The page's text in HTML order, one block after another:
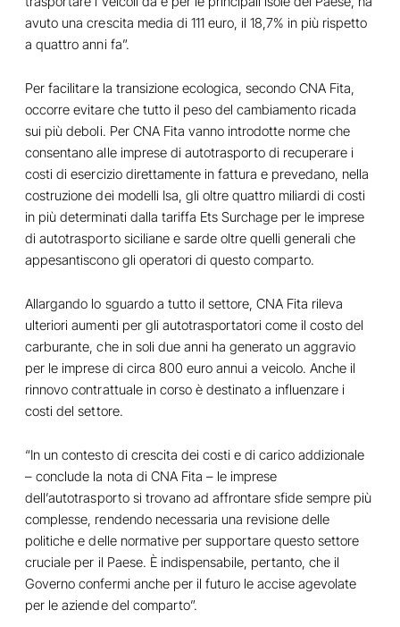
avuto una crescita media di 111 euro, il 18,7% in più rispetto
a quattro anni fa”.
Per facilitare la transizione ecologica, secondo CNA Fita,
occorre evitare che tutto il peso del cambiamento ricada
sui più deboli. Per CNA Fita vanno introdotte norme che
consentano alle imprese di autotrasporto di recuperare i
costi di esercizio direttamente in fattura e prevedano, nella
costruzione dei modelli Isa, gli oltre quattro miliardi di costi
in più determinati dalla tariffa Ets Surchage per le imprese
di autotrasporto siciliane e sarde oltre quelli generali che
appesantiscono gli operatori di questo comparto.
Allargando lo sguardo a tutto il settore, CNA Fita rileva
ulteriori aumenti per gli autotrasportatori come il costo del
carburante, che in soli due anni ha generato un aggravio
per le imprese di circa 800 euro annui a veicolo. Anche il
rinnovo contrattuale in corso è destinato a influenzare i
costi del settore.
“In un contesto di crescita dei costi e di carico addizionale
– conclude la nota di CNA Fita – le imprese
dell’autotrasporto si trovano ad affrontare sfide sempre più
complesse, rendendo necessaria una revisione delle
politiche e delle normative per supportare questo settore
cruciale per il Paese. È indispensabile, pertanto, che il
Governo confermi anche per il futuro le accise agevolate
per le aziende del comparto”.